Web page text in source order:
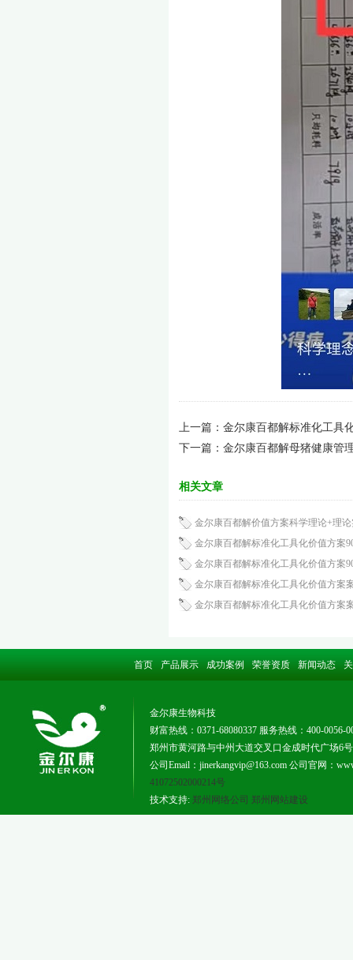
上一篇： 金尔康百都解标准化工具
下一篇： 金尔康百都解母猪健康管
相关文章
金尔康百都解价值方案科学理论+理
金尔康百都解标准化工具化价值方案
金尔康百都解标准化工具化价值方案
金尔康百都解标准化工具化价值方案
金尔康百都解标准化工具化价值方案
首页 产品展示 成功案例 荣誉资质 新闻动态
金尔康生物科技
财富热线：0371-68080337 服务热线：400-0056-
郑州市黄河路与中州大道交叉口金成时代广场6号
公司Email：jinerkangvip@163.com 公司官网：
41072502000214号
技术支持: 郑州网络公司 郑州网站建设